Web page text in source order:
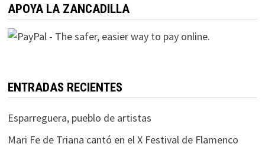
APOYA LA ZANCADILLA
ENTRADAS RECIENTES
Esparreguera, pueblo de artistas
Mari Fe de Triana cantó en el X Festival de Flamenco